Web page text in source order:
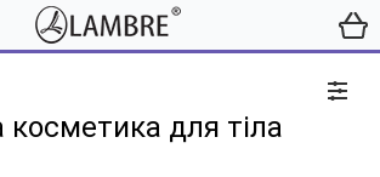
косметика для тіла